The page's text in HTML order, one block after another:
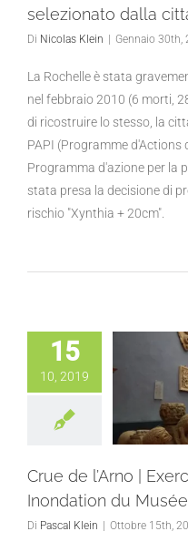
selezionato dalla
Di Nicolas Klein | Gennaio 30th,
La Rochelle è stata
nel febbraio 2010 (6 morti,
di ricostruire lo stesso, la
PAPI (Programme
Programma d'azione per la
stata presa la decisione di
rischio "Xynthia + 20cm".
15
10, 2019
Crue de l’Arno |
Inondation du
Di Pascal Klein | Ottobre 15th,